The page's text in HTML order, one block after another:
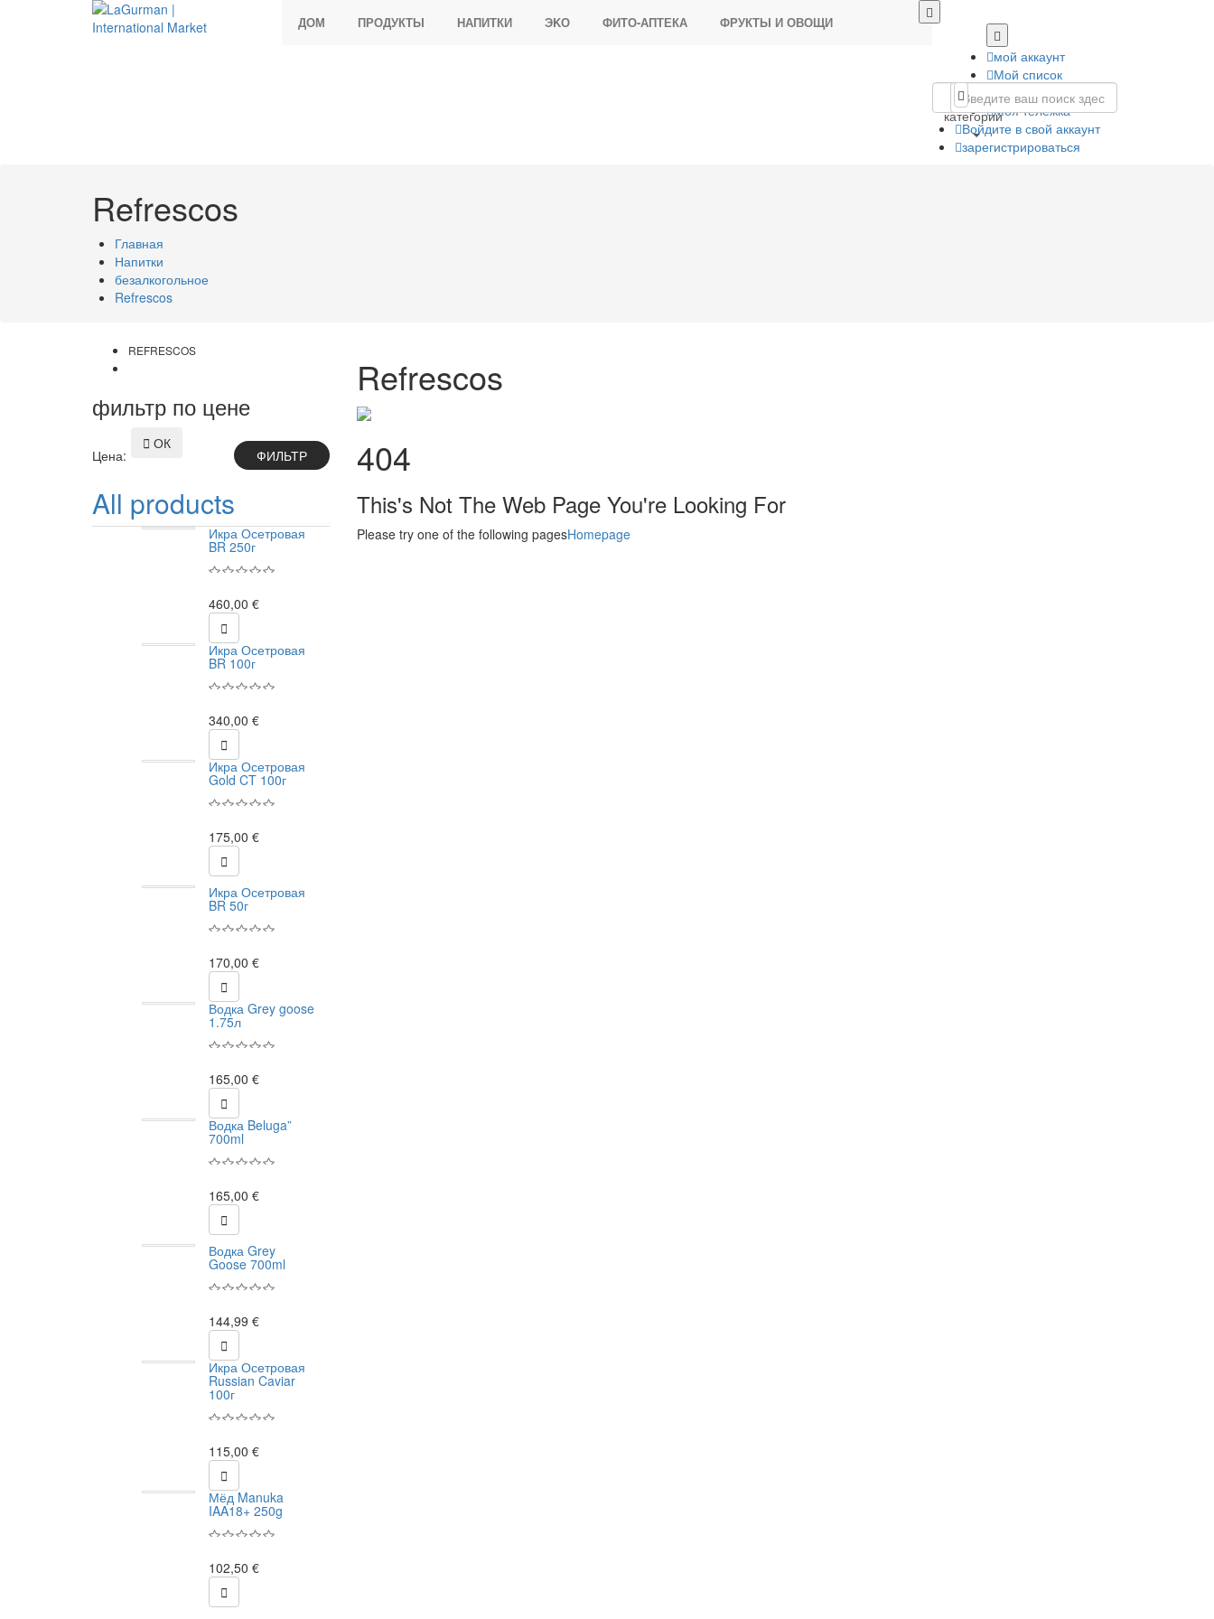
ДОМ ПРОДУКТЫ НАПИТКИ ЭKО ФИТО-АПТЕКА ФРУКТЫ И ОВОЩИ
Все
категории
мой аккаунт
Мой список
пожеланий
Моя тележка
Войдите в свой аккаунт
зарегистрироваться
Refrescos
Главная
Напитки
безалкогольное
Refrescos
REFRESCOS
фильтр по цене
Цена:
 ОК
All products
Икра Осетровая
BR 250г
460,00 €

Икра Осетровая
BR 100г
340,00 €

Икра Осетровая
Gold CT 100г
175,00 €

Икра Осетровая
BR 50г
170,00 €

Водка Grey goose
1.75л
165,00 €

Водка Beluga”
700ml
165,00 €

Водка Grey
Goose 700ml
144,99 €

Икра Осетровая
Russian Caviar
100г
115,00 €

Мёд Manuka
IAA18+ 250g
102,50 €

Refrescos
404
This's Not The Web Page You're Looking For
Please try one of the following pagesHomepage